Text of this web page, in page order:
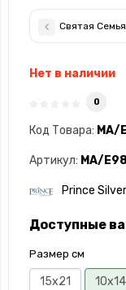
Святая
Нет в наличии
0
Код Товара: MA/
Артикул: MA/
Prince
Доступные
Размер см
15x21 10x14